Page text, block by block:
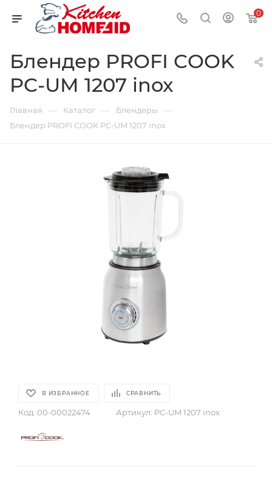
0
Блендер PROFI COOK
PC-UM 1207 inox
Главная — Каталог — Блендеры —
Блендер PROFI COOK PC-UM 1207 inox
В ИЗБРАННОЕ СРАВНИТЬ
Код: 00-00022474 Артикул: PC-UM 1207 inox